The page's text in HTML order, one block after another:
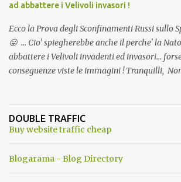
ad abbattere i Velivoli invasori !
Ecco la Prova degli Sconfinamenti Russi sullo
😛 ... Cio' spiegherebbe anche il perche' la
abbattere i Velivoli invadenti ed invasori...
conseguenze viste le immagini ! Tranquilli,
ancora una fantasia Nato o forse una "False
una guerra mondiale che difficilmente da menti
DOUBLE TRAFFIC
Buy website traffic cheap
Blogarama - Blog Directory